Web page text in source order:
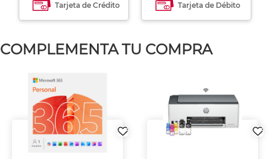
Tarjeta de Crédito Tarjeta de Débito
COMPLEMENTA TU COMPRA